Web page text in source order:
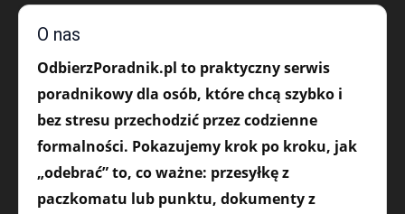
O nas
OdbierzPoradnik.pl to praktyczny serwis
poradnikowy dla osób, które chcą szybko i
bez stresu przechodzić przez codzienne
formalności. Pokazujemy krok po kroku, jak
„odebrać” to, co ważne: przesyłkę z
paczkomatu lub punktu, dokumenty z